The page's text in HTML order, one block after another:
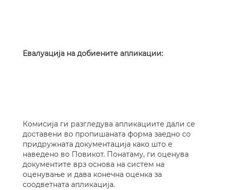
Евалуација на добиените апликации:
Комисија ги разгледува апликациите дали се
доставени во пропишаната форма заедно со
придружната документација како што е
наведено во Повикот. Понатаму, ги оценува
документите врз основа на систем на
оценување и дава конечна оценка за
соодветната апликација.